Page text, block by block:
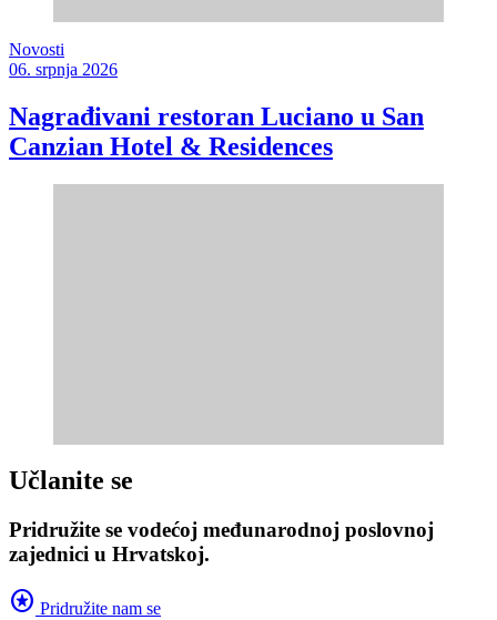
Novosti
06. srpnja 2026
Nagrađivani restoran Luciano u San
Canzian Hotel & Residences
Učlanite se
Pridružite se vodećoj međunarodnoj poslovnoj
zajednici u Hrvatskoj.
stars Pridružite nam se